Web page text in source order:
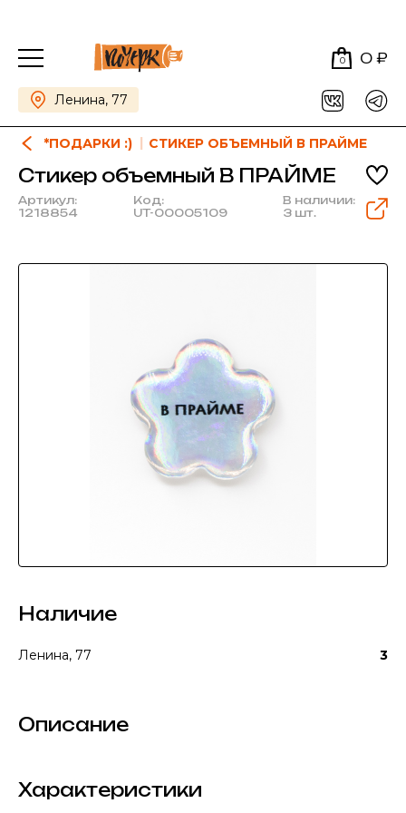
0 0 ₽
Ленина, 77
*ПОДАРКИ :) СТИКЕР ОБЪЕМНЫЙ В ПРАЙМЕ
Стикер объемный В ПРАЙМЕ
Артикул:
1218854
Код:
UT-00005109
В наличии:
3 шт.
Наличие
Ленина, 77 3
Описание
Характеристики